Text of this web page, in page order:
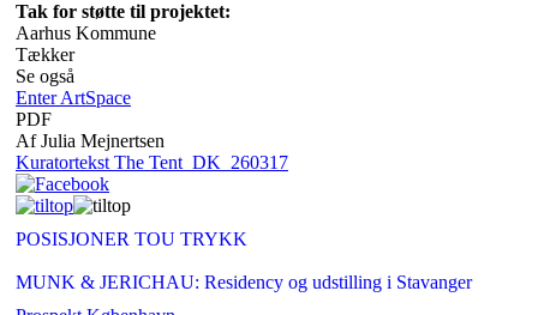
Tak for støtte til projektet:
Aarhus Kommune
Tækker
Se også
Enter ArtSpace
PDF
Af Julia Mejnertsen
Kuratortekst The Tent_DK_260317
POSISJONER TOU TRYKK
MUNK & JERICHAU: Residency og udstilling i Stavanger